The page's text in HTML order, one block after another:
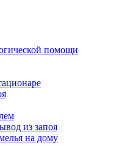
помощи
из запоя
на дому